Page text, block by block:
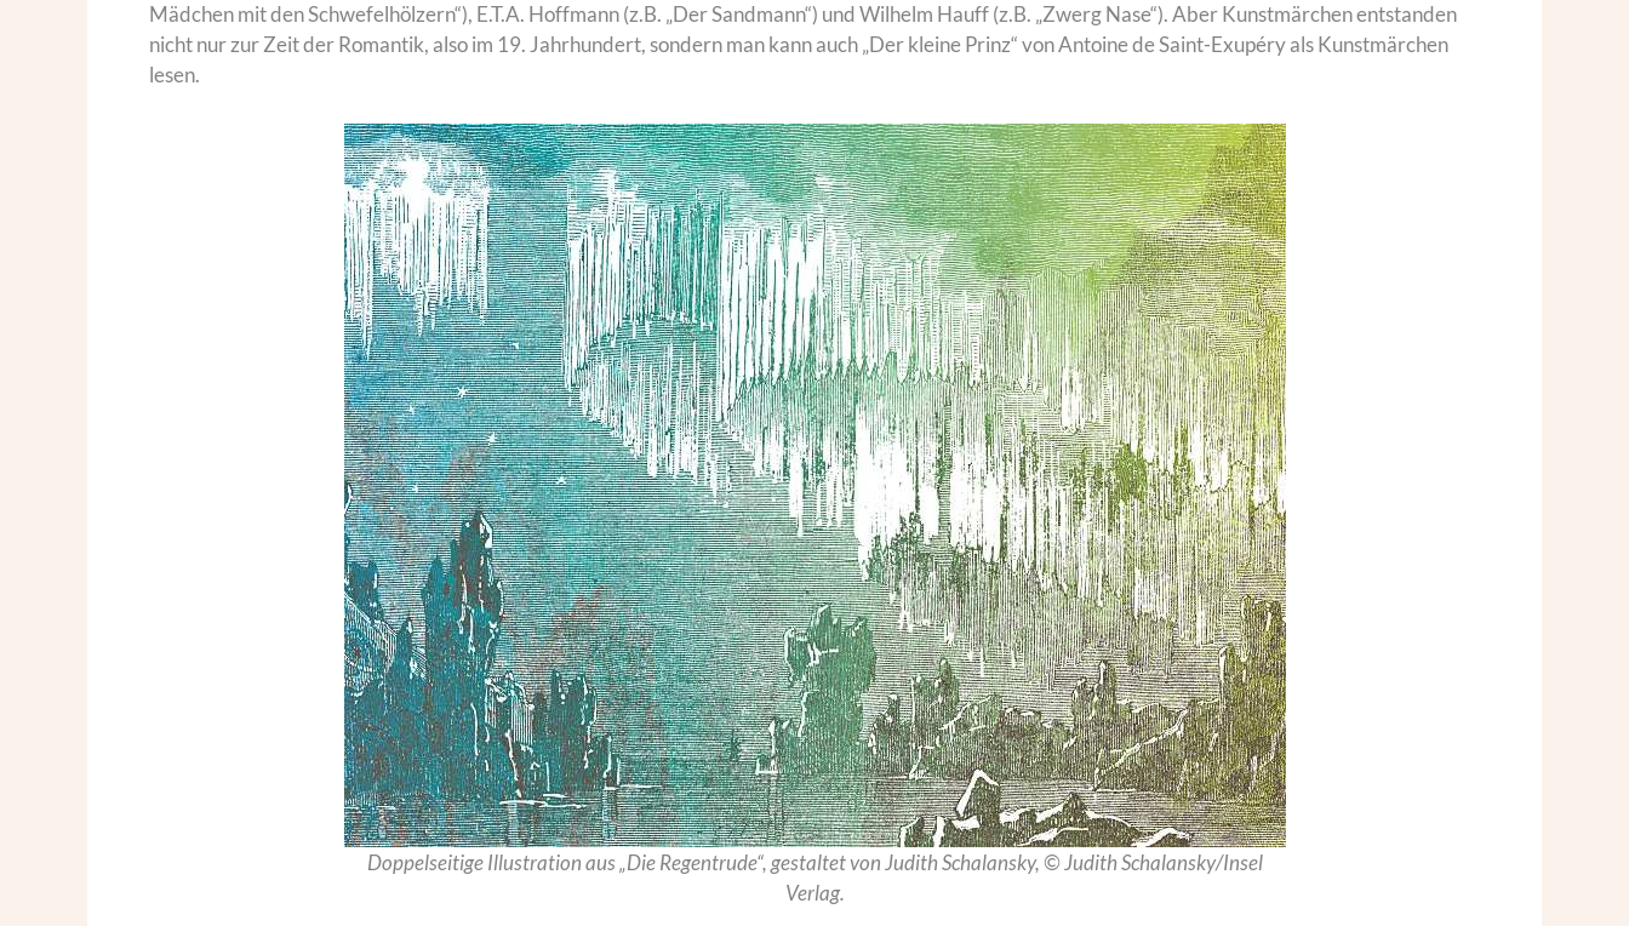
Mädchen mit den Schwefelhölzern“), E.T.A. Hoffmann (z.B. „Der Sandmann“) und Wilhelm Hauff (z.B. „Zwerg Nase“). Aber Kunstmärchen entstanden
nicht nur zur Zeit der Romantik, also im 19. Jahrhundert, sondern man kann auch „Der kleine Prinz“ von Antoine de Saint-Exupéry als Kunstmärchen
lesen.
Doppelseitige Illustration aus „Die Regentrude“, gestaltet von Judith Schalansky, © Judith Schalansky/Insel
Verlag.